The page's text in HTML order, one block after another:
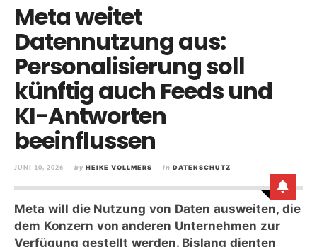
Meta weitet
Datennutzung aus:
Personalisierung soll
künftig auch Feeds und
KI-Antworten
beeinflussen
JUNI 10, 2026 by HEIKE VOLLMERS in DATENSCHUTZ
Meta will die Nutzung von Daten ausweiten, die
dem Konzern von anderen Unternehmen zur
Verfügung gestellt werden. Bislang dienten